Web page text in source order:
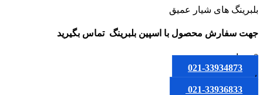
بلبرینگ های شیار عمیق
جهت سفارش محصول با اسپین بلبرینگ تماس بگیرید
0 تومان
021-33934873
یا
021-33936833